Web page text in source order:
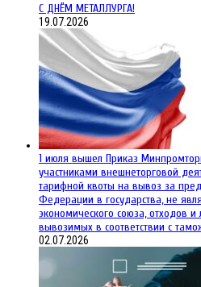
С ДНЁМ МЕТАЛЛУРГА!
19.07.2026
1 июля вышел Приказ
участниками внешнеторговой
тарифной квоты на вывоз за
Федерации в государства, не
экономического союза, отходов
вывозимых в соответствии с
02.07.2026